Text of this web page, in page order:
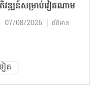
វឌ្ឍន៍សម្រាប់វៀតណាម
07/08/2026 ព័ត៌មាន
ៀត